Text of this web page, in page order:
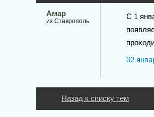
Амар
из Ставрополь
С 1
02
Назад к списку тем